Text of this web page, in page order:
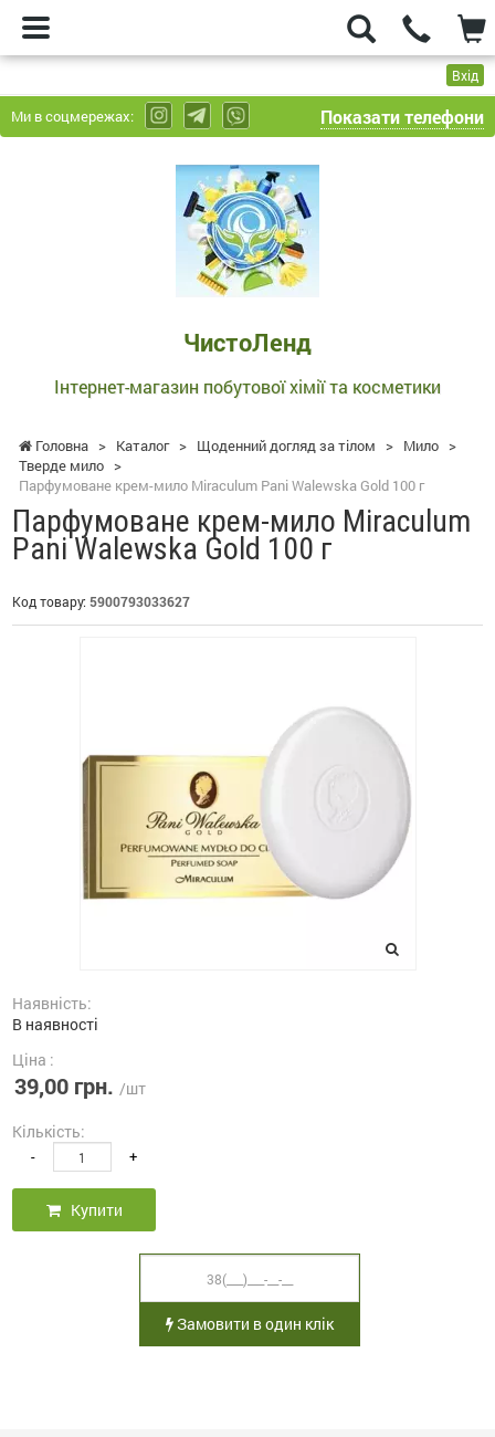
Вхід
Ми в соцмережах: Показати телефони
ЧистоЛенд
Інтернет-магазин побутової хімії та косметики
Головна > Каталог > Щоденний догляд за тілом > Мило >
Тверде мило >
Парфумоване крем-мило Miraculum Pani Walewska Gold 100 г
Парфумоване крем-мило Miraculum
Pani Walewska Gold 100 г
Код товару: 5900793033627
Наявність:
В наявності
Ціна :
39,00 грн. /шт
Кількість:
- +
Купити
Замовити в один клік